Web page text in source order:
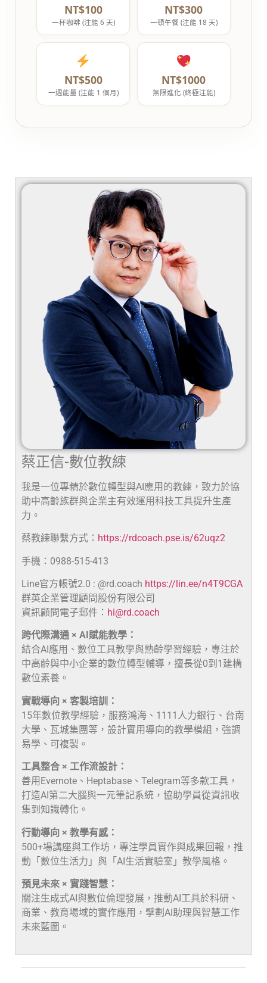
NT$100
一杯咖啡 (注能 6 天)
NT$300
一頓午餐 (注能 18 天)
NT$500
一週能量 (注能 1 個月)
NT$1000
無限進化 (終極注能)
蔡正信-數位教練
我是一位專精於數位轉型與AI應用的教練，致力於協
助中高齡族群與企業主有效運用科技工具提升生產
力。
蔡教練聯繫方式： https://rdcoach.pse.is/62uqz2
手機：0988-515-413
Line官方帳號2.0 : @rd.coach https://lin.ee/n4T9CGA
群英企業管理顧問股份有限公司
資訊顧問電子郵件： hi@rd.coach
跨代際溝通 × AI賦能教學：
結合AI應用、數位工具教學與熟齡學習經驗，專注於
中高齡與中小企業的數位轉型輔導，擅長從0到1建構
數位素養。
實戰導向 × 客製培訓：
15年數位教學經驗，服務鴻海、1111人力銀行、台南
大學、瓦城集團等，設計實用導向的教學模組，強調
易學、可複製。
工具整合 × 工作流設計：
善用Evernote、Heptabase、Telegram等多款工具，
打造AI第二大腦與一元筆記系統，協助學員從資訊收
集到知識轉化。
行動導向 × 教學有感：
500+場講座與工作坊，專注學員實作與成果回報，推
動「數位生活力」與「AI生活實驗室」教學風格。
預見未來 × 實踐智慧：
關注生成式AI與數位倫理發展，推動AI工具於科研、
商業、教育場域的實作應用，擘劃AI助理與智慧工作
未來藍圖。